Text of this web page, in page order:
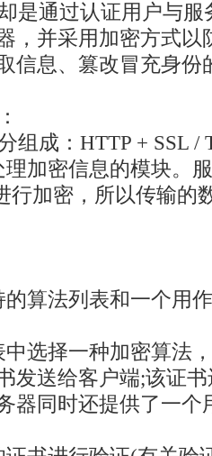
是通过认证用户与
，并采用加密方式以
信息、篡改冒充身份
组成：HTTP + SSL /
加密信息的模块。
行加密，所以传输的
算法列表和一个用
选择一种加密算法
发送给客户端;该证
器同时还提供了一个